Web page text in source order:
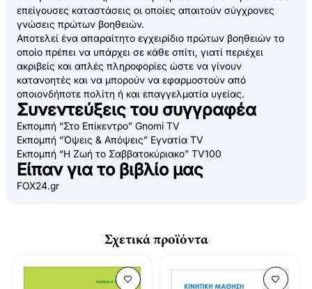
επείγουσες καταστάσεις οι οποίες απαιτούν σύγχρονες
γνώσεις πρώτων βοηθειών.
Αποτελεί ένα απαραίτητο εγχειρίδιο πρώτων βοηθειών το
οποίο πρέπει να υπάρχει σε κάθε σπίτι, γιατί περιέχει
ακριβείς και απλές πληροφορίες ώστε να γίνουν
κατανοητές και να μπορούν να εφαρμοστούν από
οποιονδήποτε πολίτη ή και επαγγελματία υγείας.
Συνεντεύξεις του συγγραφέα
Εκπομπή “Στο Επίκεντρο” Gnomi TV
Εκπομπή “Όψεις & Απόψεις” Εγνατία TV
Εκπομπή “Η Ζωή το Σαββατοκύριακο” TV100
Είπαν για το βιβλίο μας
FOX24.gr
Σχετικά προϊόντα